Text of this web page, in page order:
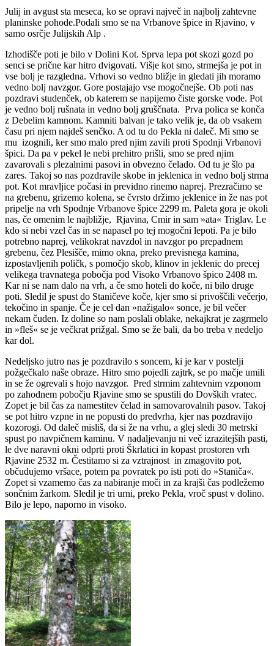
Julij in avgust sta meseca, ko se opravi največ in najbolj zahtevne
planinske pohode.Podali smo se na Vrbanove špice in Rjavino, v
samo osrčje Julijskih Alp .
Izhodišče poti je bilo v Dolini Kot. Sprva lepa pot skozi gozd po
senci se prične kar hitro dvigovati. Višje kot smo, strmejša je pot in
vse bolj je razgledna. Vrhovi so vedno bližje in gledati jih moramo
vedno bolj navzgor. Gore postajajo vse mogočnejše. Ob poti nas
pozdravi studenček, ob katerem se napijemo čiste gorske vode. Pot
je vedno bolj rušnata in vedno bolj gruščnata. Prva polica se konča
z Debelim kamnom. Kamniti balvan je tako velik je, da ob vsakem
času pri njem najdeš senčko. A od tu do Pekla ni daleč. Mi smo se
mu izognili, ker smo malo pred njim zavili proti Spodnji Vrbanovi
špici. Da pa v pekel le nebi prehitro prišli, smo se pred njim
zavarovali s plezalnimi pasovi in obvezno čelado. Od tu je šlo pa
zares. Takoj so nas pozdravile skobe in jeklenica in vedno bolj strma
pot. Kot mravljice počasi in previdno rinemo naprej. Prezračimo se
na grebenu, grizemo kolena, se čvrsto držimo jeklenice in že nas pot
pripelje na vrh Spodnje Vrbanove špice 2299 m. Paleta gora je okoli
nas, če omenim le najbližje, Rjavina, Cmir in sam »ata« Triglav. Le
kdo si nebi vzel čas in se napasel po tej mogočni lepoti. Pa je bilo
potrebno naprej, velikokrat navzdol in navzgor po prepadnem
grebenu, čez Plesišče, mimo okna, preko previsnega kamina,
izpostavljenih poličk, s pomočjo skob, klinov in jeklenic do precej
velikega travnatega pobočja pod Visoko Vrbanovo špico 2408 m.
Kar ni se nam dalo na vrh, a če smo hoteli do koče, ni bilo druge
poti. Sledil je spust do Staničeve koče, kjer smo si privoščili večerjo,
tekočino in spanje. Če je cel dan »nažigalo« sonce, je bil večer
nekam čuden. Iz doline so nam poslali oblake, nekajkrat je zagrmelo
in »fleš« se je večkrat prižgal. Smo se že bali, da bo treba v nedeljo
kar dol.
Nedeljsko jutro nas je pozdravilo s soncem, ki je kar v postelji
požgečkalo naše obraze. Hitro smo pojedli zajtrk, se po mačje umili
in se že ogrevali s hojo navzgor. Pred strmim zahtevnim vzponom
po zahodnem pobočju Rjavine smo se spustili do Dovških vratec.
Zopet je bil čas za namestitev čelad in samovarovalnih pasov. Takoj
se pot hitro vzpne in ne popusti do predvrha, kjer nas pozdravijo
kozorogi. Od daleč misliš, da si že na vrhu, a glej sledi 30 metrski
spust po navpičnem kaminu. V nadaljevanju ni več izrazitejših pasti,
le dve naravni okni odprti proti Škrlatici in kopast prostoren vrh
Rjavine 2532 m. Čestitamo si za vztrajnost in zmagovito pot,
občudujemo vršace, potem pa povratek po isti poti do »Staniča«.
Zopet si vzamemo čas za nabiranje moči in za krajši čas podležemo
sončnim žarkom. Sledil je tri urni, preko Pekla, vroč spust v dolino.
Bilo je lepo, naporno in visoko.